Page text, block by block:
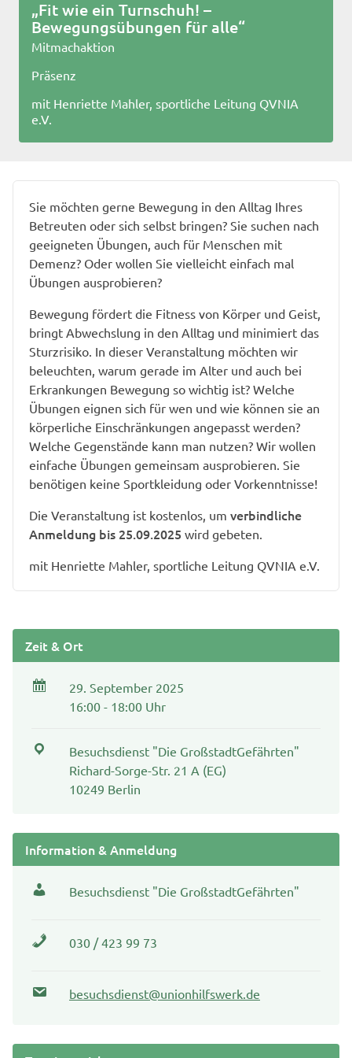
„Fit wie ein Turnschuh! –
Bewegungsübungen für alle“
Mitmachaktion
Präsenz
mit Henriette Mahler, sportliche Leitung QVNIA
e.V.
Sie möchten gerne Bewegung in den Alltag Ihres
Betreuten oder sich selbst bringen? Sie suchen nach
geeigneten Übungen, auch für Menschen mit
Demenz? Oder wollen Sie vielleicht einfach mal
Übungen ausprobieren?
Bewegung fördert die Fitness von Körper und Geist,
bringt Abwechslung in den Alltag und minimiert das
Sturzrisiko. In dieser Veranstaltung möchten wir
beleuchten, warum gerade im Alter und auch bei
Erkrankungen Bewegung so wichtig ist? Welche
Übungen eignen sich für wen und wie können sie an
körperliche Einschränkungen angepasst werden?
Welche Gegenstände kann man nutzen? Wir wollen
einfache Übungen gemeinsam ausprobieren. Sie
benötigen keine Sportkleidung oder Vorkenntnisse!
Die Veranstaltung ist kostenlos, um verbindliche
Anmeldung bis 25.09.2025 wird gebeten.
mit Henriette Mahler, sportliche Leitung QVNIA e.V.
Zeit & Ort
29. September 2025
16:00 - 18:00 Uhr
Besuchsdienst "Die GroßstadtGefährten"
Richard-Sorge-Str. 21 A (EG)
10249 Berlin
Information & Anmeldung
Besuchsdienst "Die GroßstadtGefährten"
030 / 423 99 73
besuchsdienst@unionhilfswerk.de